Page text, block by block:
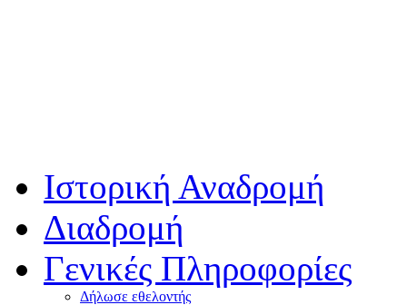
Ιστορική Αναδρομή
Διαδρομή
Γενικές Πληροφορίες
Δήλωσε εθελοντής